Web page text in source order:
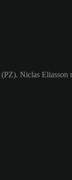
Niclas Eliasson